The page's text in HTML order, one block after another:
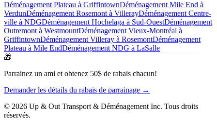
Déménagement Plateau à GriffintownDéménagement Mile End à
VerdunDéménagement Rosemont à VillerayDéménagement Centre-
ville à NDGDéménagement Hochelaga à Sud-OuestDéménagement
Outremont à WestmountDéménagement Vieux-Montréal à
GriffintownDéménagement Villeray à RosemontDéménagement
Plateau à Mile EndDéménagement NDG à LaSalle
🎁
Parrainez un ami et obtenez 50$ de rabais chacun!
Demander les détails du rabais de parrainage →
© 2026 Up & Out Transport & Déménagement Inc. Tous droits
réservés.